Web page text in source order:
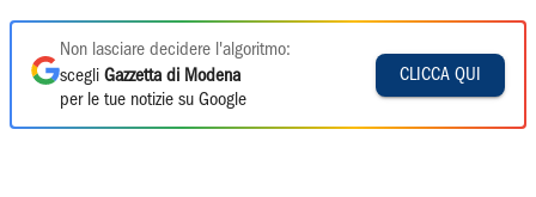
Non lasciare decidere l'algoritmo:
scegli Gazzetta di Modena
per le tue notizie su Google
CLICCA QUI